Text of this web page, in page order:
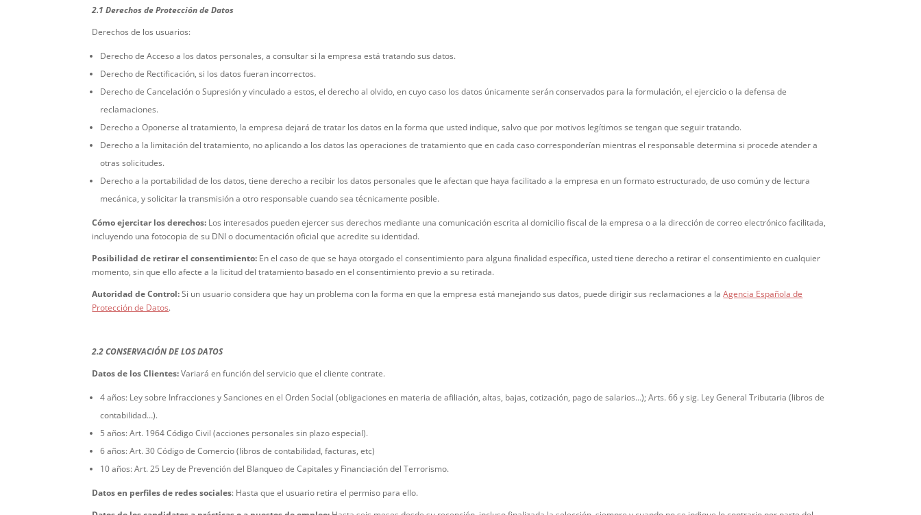
2.1 Derechos de Protección de Datos
Derechos de los usuarios:
Derecho de Acceso a los datos personales, a consultar si la empresa está tratando sus datos.
Derecho de Rectificación, si los datos fueran incorrectos.
Derecho de Cancelación o Supresión y vinculado a estos, el derecho al olvido, en cuyo caso los datos únicamente serán conservados para la formulación, el ejercicio o la defensa de
reclamaciones.
Derecho a Oponerse al tratamiento, la empresa dejará de tratar los datos en la forma que usted indique, salvo que por motivos legítimos se tengan que seguir tratando.
Derecho a la limitación del tratamiento, no aplicando a los datos las operaciones de tratamiento que en cada caso corresponderían mientras el responsable determina si procede atender a
otras solicitudes.
Derecho a la portabilidad de los datos, tiene derecho a recibir los datos personales que le afectan que haya facilitado a la empresa en un formato estructurado, de uso común y de lectura
mecánica, y solicitar la transmisión a otro responsable cuando sea técnicamente posible.
Cómo ejercitar los derechos: Los interesados pueden ejercer sus derechos mediante una comunicación escrita al domicilio fiscal de la empresa o a la dirección de correo electrónico facilitada,
incluyendo una fotocopia de su DNI o documentación oficial que acredite su identidad.
Posibilidad de retirar el consentimiento: En el caso de que se haya otorgado el consentimiento para alguna finalidad específica, usted tiene derecho a retirar el consentimiento en cualquier
momento, sin que ello afecte a la licitud del tratamiento basado en el consentimiento previo a su retirada.
Autoridad de Control:Si un usuario considera que hay un problema con la forma en que la empresa está manejando sus datos, puede dirigir sus reclamaciones a laAgencia Española de
Protección de Datos.
2.2 CONSERVACIÓN DE LOS DATOS
Datos de los Clientes:Variará en función del servicio que el cliente contrate.
4 años: Ley sobre Infracciones y Sanciones en el Orden Social (obligaciones en materia de afiliación, altas, bajas, cotización, pago de salarios…); Arts. 66 y sig. Ley General Tributaria (libros de
contabilidad…).
5 años: Art. 1964 Código Civil (acciones personales sin plazo especial).
6 años: Art. 30 Código de Comercio (libros de contabilidad, facturas, etc)
10 años: Art. 25 Ley de Prevención del Blanqueo de Capitales y Financiación del Terrorismo.
Datos en perfiles de redes sociales: Hasta que el usuario retira el permiso para ello.